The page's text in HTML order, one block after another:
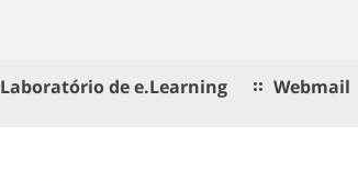
Laboratório de e.Learning Webmail